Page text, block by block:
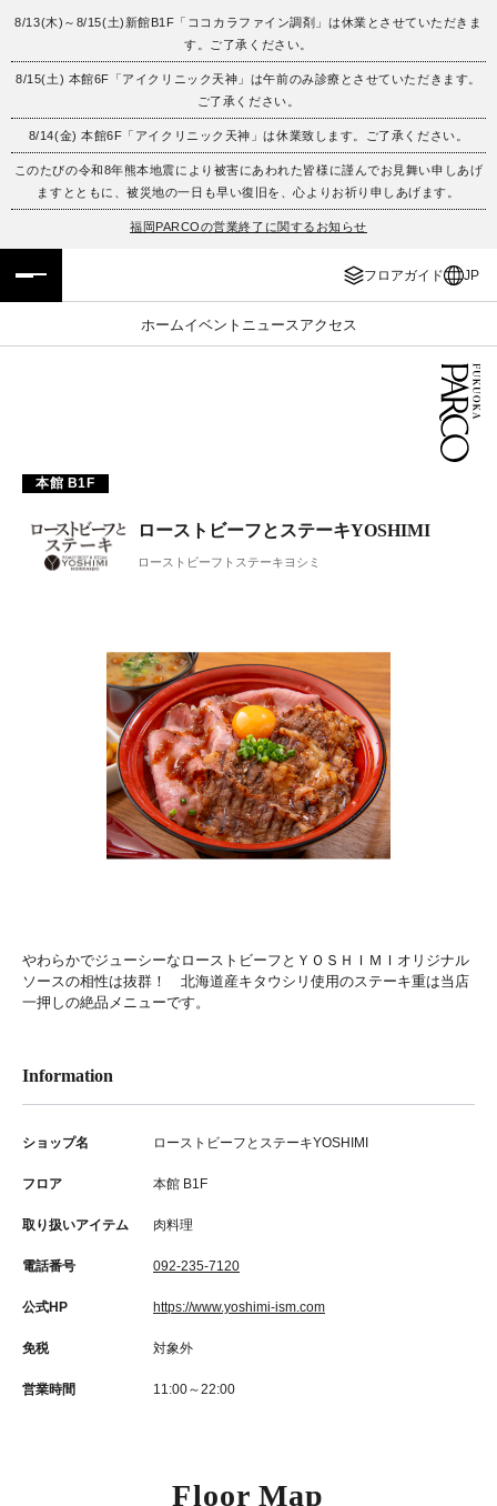
8/13(木)～8/15(土)新館B1F「ココカラファイン調剤」は休業とさせていただきま
す。ご了承ください。
8/15(土) 本館6F「アイクリニック天神」は午前のみ診療とさせていただきます。
ご了承ください。
8/14(金) 本館6F「アイクリニック天神」は休業致します。ご了承ください。
このたびの令和8年熊本地震により被害にあわれた皆様に謹んでお見舞い申しあげ
ますとともに、被災地の一日も早い復旧を、心よりお祈り申しあげます。
福岡PARCOの営業終了に関するお知らせ
フロアガイド JP
ホームイベント ニュース アクセス
フロアガイド
施設案内・アクセス
イベント・ポップアップ
レストラン・カフェ
ENGLISH
繁体字
簡体字
ภาษาไทย
本館 B1F
ローストビーフとステーキYOSHIMI
ローストビーフトステーキヨシミ
やわらかでジューシーなローストビーフとＹＯＳＨＩＭＩオリジナル
ソースの相性は抜群！ 北海道産キタウシリ使用のステーキ重は当店
一押しの絶品メニューです。
Information
ショップ名 ローストビーフとステーキYOSHIMI
フロア 本館 B1F
取り扱いアイテム 肉料理
電話番号 092-235-7120
公式HP https://www.yoshimi-ism.com
免税 対象外
営業時間 11:00～22:00
Floor Map